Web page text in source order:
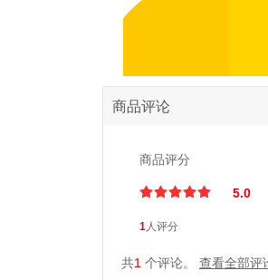
商品评论
商品评分
/////
..... 5.0
1人评分
共1 个评论。 查看全部评